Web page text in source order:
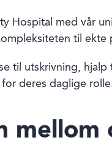
Hospital med vår
til ekte
til utskrivning, hjalp
deres daglige
mellom